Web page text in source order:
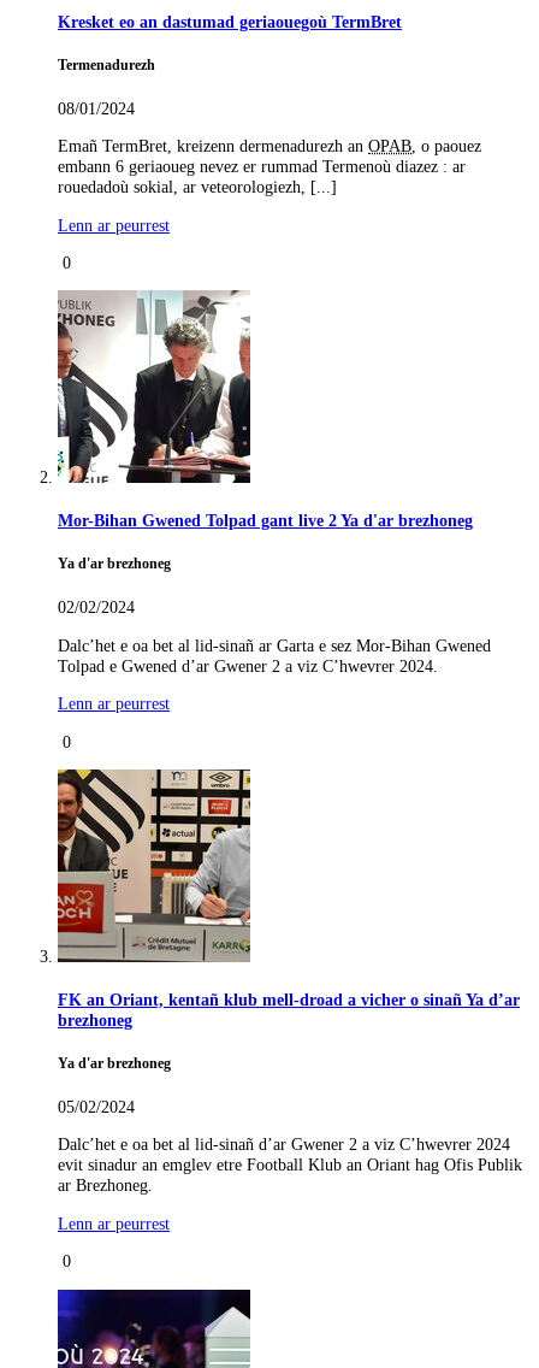
Kresket eo an dastumad geriaouegoù TermBret
Termenadurezh
08/01/2024
Emañ TermBret, kreizenn dermenadurezh an OPAB , o paouez
embann 6 geriaoueg nevez er rummad Termenoù diazez : ar
rouedadoù sokial, ar veteorologiezh, [...]
Lenn ar peurrest
0
Mor-Bihan Gwened Tolpad gant live 2 Ya d'ar brezhoneg
Ya d'ar brezhoneg
02/02/2024
Dalc’het e oa bet al lid-sinañ ar Garta e sez Mor-Bihan Gwened
Tolpad e Gwened d’ar Gwener 2 a viz C’hwevrer 2024.
Lenn ar peurrest
0
FK an Oriant, kentañ klub mell-droad a vicher o sinañ Ya d’ar
brezhoneg
Ya d'ar brezhoneg
05/02/2024
Dalc’het e oa bet al lid-sinañ d’ar Gwener 2 a viz C’hwevrer 2024
evit sinadur an emglev etre Football Klub an Oriant hag Ofis Publik
ar Brezhoneg.
Lenn ar peurrest
0